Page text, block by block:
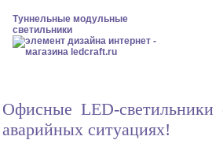
Туннельные модульные
светильники
Офисные LED-
аварийных ситуациях!